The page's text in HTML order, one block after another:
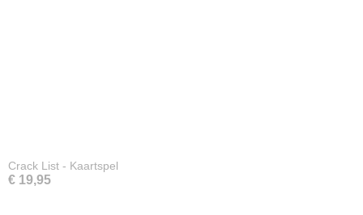
Crack List - Kaartspel
€ 19,95